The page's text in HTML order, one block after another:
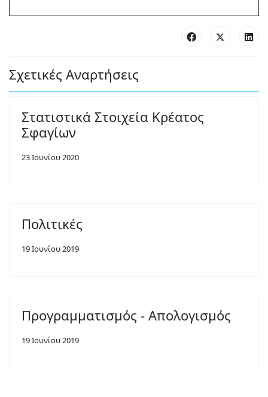
Σχετικές Αναρτήσεις
Στατιστικά Στοιχεία Κρέατος
Σφαγίων
23 Ιουνίου 2020
Πολιτικές
19 Ιουνίου 2019
Προγραμματισμός - Απολογισμός
19 Ιουνίου 2019